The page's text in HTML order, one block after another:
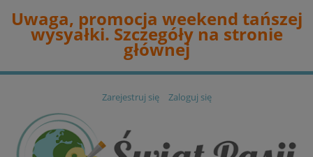
Uwaga, promocja weekend tańszej
wysyałki. Szczegóły na stronie
głównej
Zarejestruj się Zaloguj się